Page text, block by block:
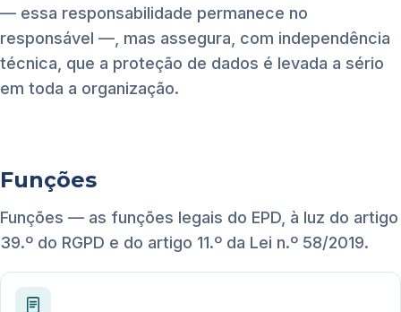
— essa responsabilidade permanece no
responsável —, mas assegura, com independência
técnica, que a proteção de dados é levada a sério
em toda a organização.
Funções
Funções — as funções legais do EPD, à luz do artigo
39.º do RGPD e do artigo 11.º da Lei n.º 58/2019.